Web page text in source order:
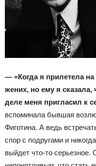
— «Когда я прилетела
жених, но ему я сказала,
деле меня пригласил к
вспоминала бывшая
Фиготина. А ведь
спор с подругами и
выйдет что-то